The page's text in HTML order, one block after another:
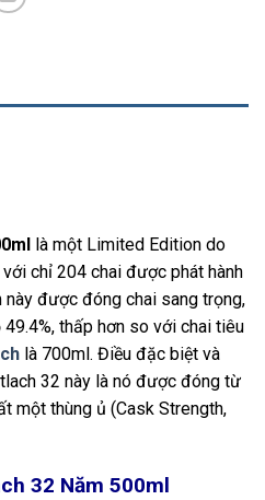
là một Limited Edition do
chỉ 204 chai được phát hành
này được đóng chai sang trọng,
thấp hơn so với chai tiêu
là 700ml. Điều đặc biệt và
32 này là nó được đóng từ
một thùng ủ (Cask Strength,
32 Năm 500ml